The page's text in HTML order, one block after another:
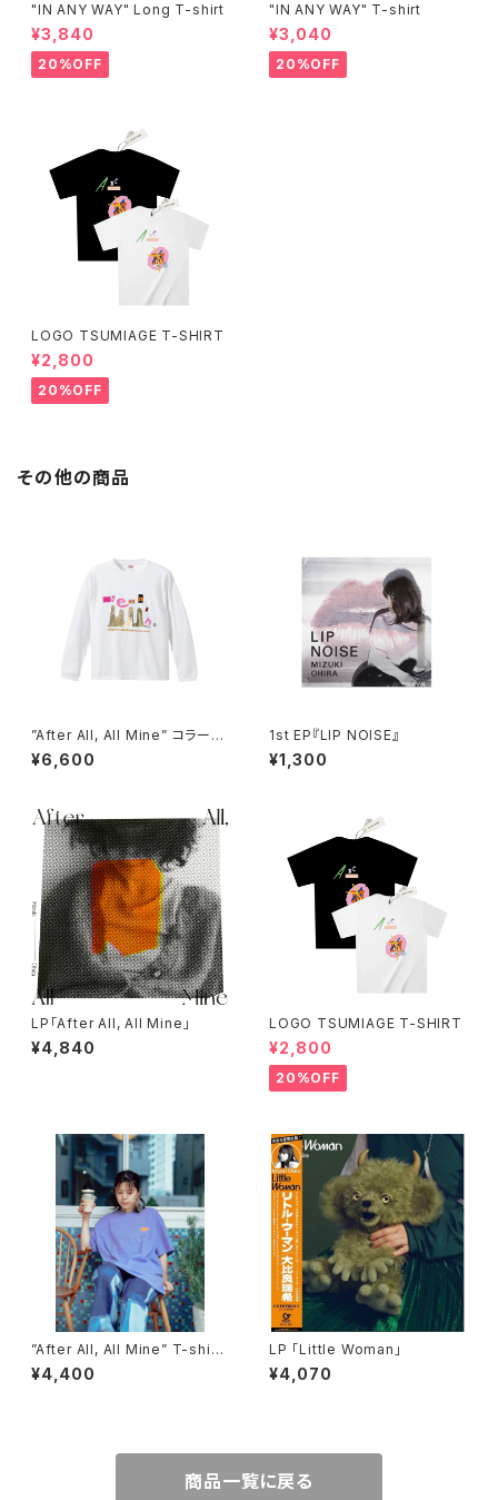
"IN ANY WAY" Long T-shirt
¥3,840
20%OFF
"IN ANY WAY" T-shirt
¥3,040
20%OFF
LOGO TSUMIAGE T-SHIRT
¥2,800
20%OFF
その他の商品
”After All, All Mine” コラージ
ュ ロンT ( 10種類× 5サイズ )
¥6,600
1st EP『LIP NOISE』
¥1,300
LP「After All, All Mine」
¥4,840
LOGO TSUMIAGE T-SHIRT
¥2,800
20%OFF
”After All, All Mine” T-shirt
s
¥4,400
LP 「Little Woman」
¥4,070
商品一覧に戻る